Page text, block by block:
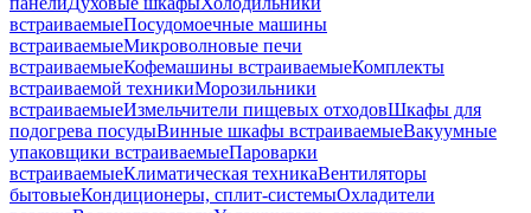
встраиваемыеПосудомоечные машины
встраиваемыеМикроволновые печи
встраиваемыеКофемашины встраиваемыеКомплекты
встраиваемой техникиМорозильники
встраиваемыеИзмельчители пищевых отходовШкафы для
подогрева посудыВинные шкафы встраиваемыеВакуумные
упаковщики встраиваемыеПароварки
встраиваемыеКлиматическая техникаВентиляторы
бытовыеКондиционеры, сплит-системыОхладители